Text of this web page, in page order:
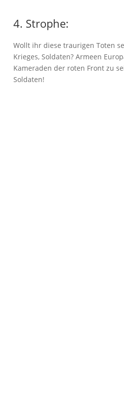
4. Strophe:
Wollt ihr diese traurigen Toten
Krieges, Soldaten? Armeen
Kameraden der roten Front zu
Soldaten!